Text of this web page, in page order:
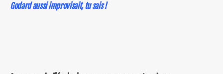
Godard aussi improvisait, tu sais !